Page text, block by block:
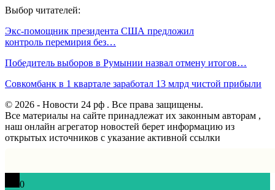
Выбор читателей:
Экс-помощник президента США предложил
контроль перемирия без…
Победитель выборов в Румынии назвал отмену итогов…
Совкомбанк в 1 квартале заработал 13 млрд чистой прибыли
© 2026 - Новости 24 рф . Все права защищены.
Все материалы на сайте принадлежат их законным авторам ,
наш онлайн агрегатор новостей берет информацию из
открытых источников с указание активной ссылки
0